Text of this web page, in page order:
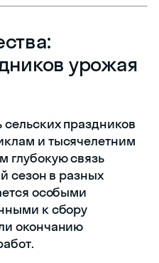
урожая
праздников
и тысячелетним
связь
сезон в разных
особыми
к сбору
окончанию